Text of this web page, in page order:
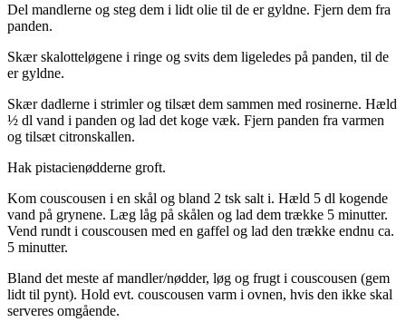
Del mandlerne og steg dem i lidt olie til de er gyldne. Fjern dem fra
panden.
Skær skalotteløgene i ringe og svits dem ligeledes på panden, til de
er gyldne.
Skær dadlerne i strimler og tilsæt dem sammen med rosinerne. Hæld
½ dl vand i panden og lad det koge væk. Fjern panden fra varmen
og tilsæt citronskallen.
Hak pistacienødderne groft.
Kom couscousen i en skål og bland 2 tsk salt i. Hæld 5 dl kogende
vand på grynene. Læg låg på skålen og lad dem trække 5 minutter.
Vend rundt i couscousen med en gaffel og lad den trække endnu ca.
5 minutter.
Bland det meste af mandler/nødder, løg og frugt i couscousen (gem
lidt til pynt). Hold evt. couscousen varm i ovnen, hvis den ikke skal
serveres omgående.